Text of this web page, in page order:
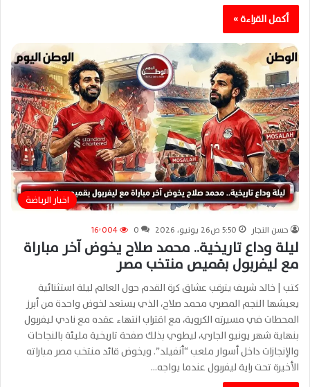
أكمل القراءة »
اخبار الرياضة
حسن النجار 5:50 ص26 يونيو، 2026 0 16٬004
ليلة وداع تاريخية.. محمد صلاح يخوض آخر مباراة
مع ليفربول بقميص منتخب مصر
كتب | خالد شريف يترقب عشاق كرة القدم حول العالم ليلة استثنائية
يعيشها النجم المصري محمد صلاح، الذي يستعد لخوض واحدة من أبرز
المحطات في مسيرته الكروية، مع اقتراب انتهاء عقده مع نادي ليفربول
بنهاية شهر يونيو الجاري، ليطوي بذلك صفحة تاريخية مليئة بالنجاحات
والإنجازات داخل أسوار ملعب “أنفيلد”. ويخوض قائد منتخب مصر مباراته
الأخيرة تحت راية ليفربول عندما يواجه…